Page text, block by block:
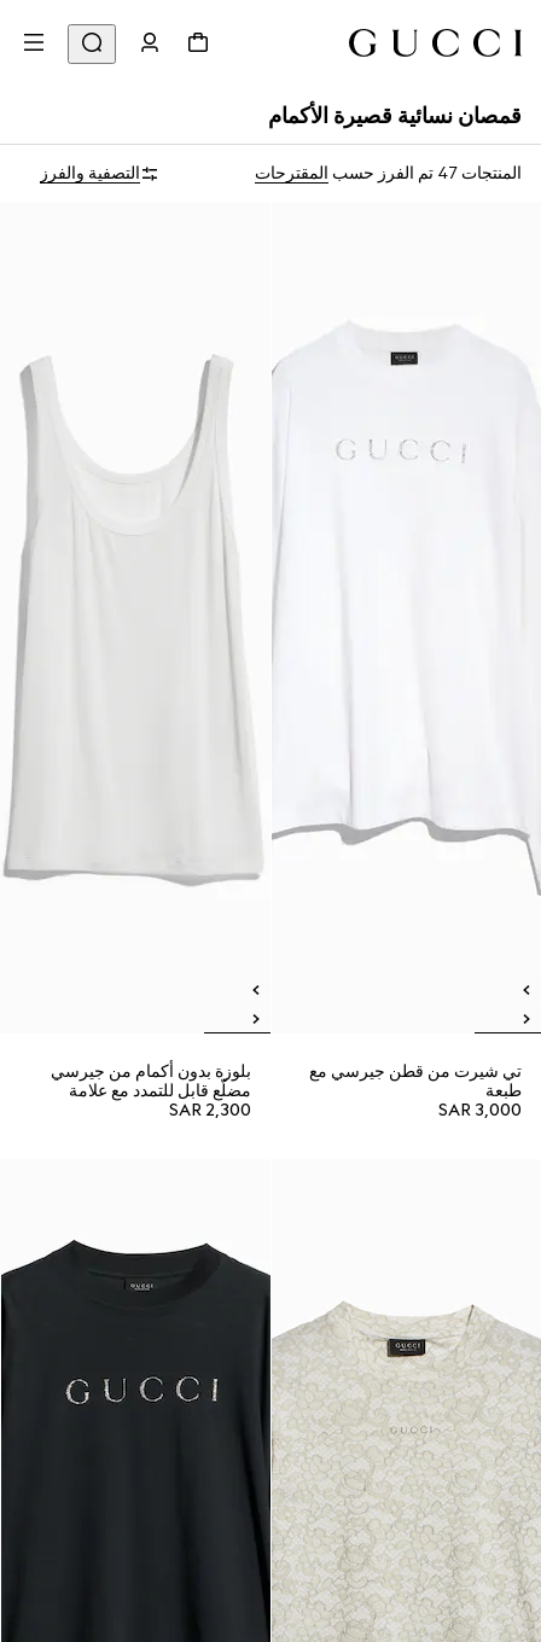
قمصان نسائية قصيرة الأكمام
المنتجات 47 تم الفرز حسب المقترحات التصفية والفرز
تي شيرت من قطن جيرسي مع
طبعة
SAR 3,000
بلوزة بدون أكمام من جيرسي
مضلّع قابل للتمدد مع علامة
SAR 2,300